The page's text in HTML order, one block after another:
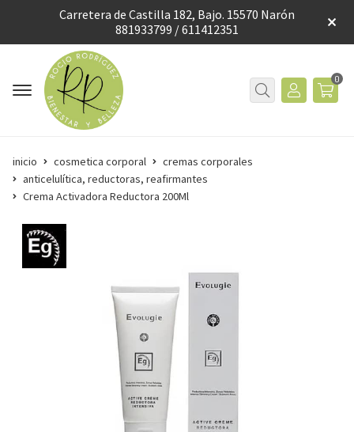
Carretera de Castilla 182, Bajo. 15570 Narón
881933799 / 611412351
0
inicio cosmetica corporal
cremas corporales
anticelulítica, reductoras, reafirmantes
Crema Activadora Reductora 200Ml